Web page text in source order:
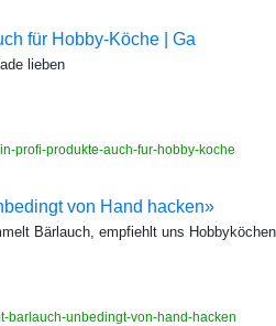
für Hobby-Köche | Ga
lieben
profi-produkte-auch-fur-hobby-koche
von Hand hacken»
Bärlauch, empfiehlt uns Hobbyköchen
barlauch-unbedingt-von-hand-hacken